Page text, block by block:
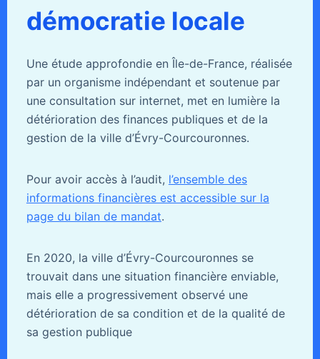
démocratie locale
Une étude approfondie en Île-de-France, réalisée
par un organisme indépendant et soutenue par
une consultation sur internet, met en lumière la
détérioration des finances publiques et de la
gestion de la ville d’Évry-Courcouronnes.
Pour avoir accès à l’audit, l’ensemble des
informations financières est accessible sur la
page du bilan de mandat.
En 2020, la ville d’Évry-Courcouronnes se
trouvait dans une situation financière enviable,
mais elle a progressivement observé une
détérioration de sa condition et de la qualité de
sa gestion publique